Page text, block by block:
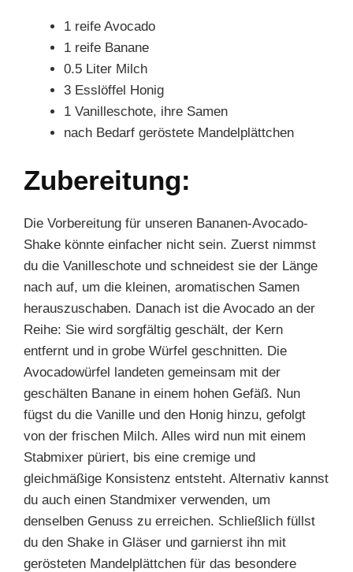
1 reife Avocado
1 reife Banane
0.5 Liter Milch
3 Esslöffel Honig
1 Vanilleschote, ihre Samen
nach Bedarf geröstete Mandelplättchen
Zubereitung:
Die Vorbereitung für unseren Bananen-Avocado-
Shake könnte einfacher nicht sein. Zuerst nimmst
du die Vanilleschote und schneidest sie der Länge
nach auf, um die kleinen, aromatischen Samen
herauszuschaben. Danach ist die Avocado an der
Reihe: Sie wird sorgfältig geschält, der Kern
entfernt und in grobe Würfel geschnitten. Die
Avocadowürfel landeten gemeinsam mit der
geschälten Banane in einem hohen Gefäß. Nun
fügst du die Vanille und den Honig hinzu, gefolgt
von der frischen Milch. Alles wird nun mit einem
Stabmixer püriert, bis eine cremige und
gleichmäßige Konsistenz entsteht. Alternativ kannst
du auch einen Standmixer verwenden, um
denselben Genuss zu erreichen. Schließlich füllst
du den Shake in Gläser und garnierst ihn mit
gerösteten Mandelplättchen für das besondere